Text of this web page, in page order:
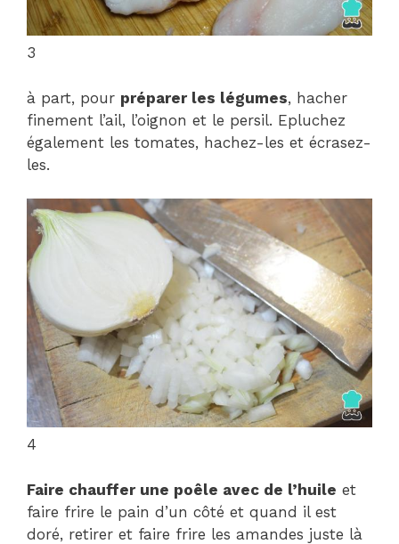
3
à part, pour préparer les légumes, hacher
finement l’ail, l’oignon et le persil. Epluchez
également les tomates, hachez-les et écrasez-
les.
4
Faire chauffer une poêle avec de l’huile et
faire frire le pain d’un côté et quand il est
doré, retirer et faire frire les amandes juste là